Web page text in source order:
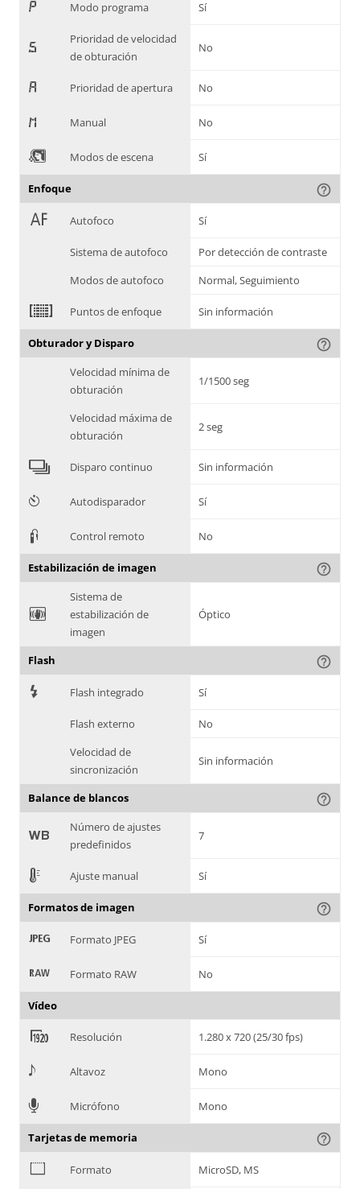
, Modo programa Sí
-
Prioridad de velocidad
de obturación
No
. Prioridad de apertura No
/ Manual No
0 Modos de escena Sí
Enfoque help_outline
1 Autofoco Sí
Sistema de autofoco
Por detección de contraste
Modos de autofoco
Normal, Seguimiento
2 Puntos de enfoque Sin información
Obturador y Disparo help_outline
Velocidad mínima de
obturación
1/1500 seg
Velocidad máxima de
obturación
2 seg
4 Disparo continuo Sin información
6 Autodisparador Sí
3 Control remoto No
Estabilización de imagen help_outline
F
Sistema de
estabilización de
imagen
Óptico
Flash help_outline
7 Flash integrado Sí
Flash externo
No
Velocidad de
sincronización
Sin información
Balance de blancos help_outline
9
Número de ajustes
predefinidos
7
E Ajuste manual Sí
Formatos de imagen help_outline
: Formato JPEG Sí
; Formato RAW No
Vídeo
< Resolución 1.280 x 720 (25/30 fps)
> Altavoz Mono
= Micrófono Mono
Tarjetas de memoria help_outline
Formato MicroSD, MS